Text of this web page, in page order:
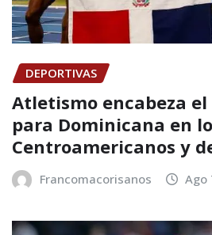
DEPORTIVAS
Atletismo encabeza
para Dominicana en
Centroamericanos y
Francomacorisanos Ago